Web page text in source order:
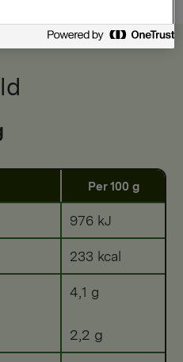
Per 100 g
976 kJ
233 kcal
4,1 g
2,2 g